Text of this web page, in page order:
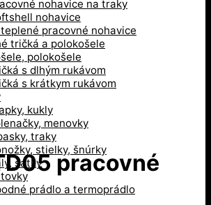
nohavice na traky
nohavice
pracovné nohavice
tričká a polokošele
polokošele
s dlhým rukávom
s krátkym rukávom
kukly
menovky
traky
stielky, šnúrky
šatky
prádlo a termoprádlo
pracovné